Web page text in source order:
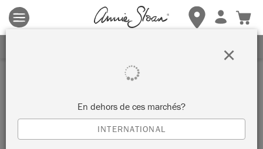
Les conditions générales s'appliquent. Cliquez ici
détails.
En dehors de ces marchés?
INTERNATIONAL
×